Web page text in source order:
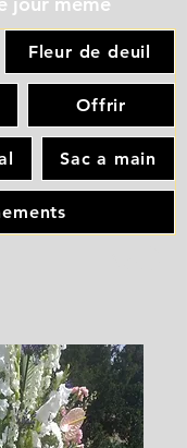
Fleur de deuil
Offrir
Sac a main